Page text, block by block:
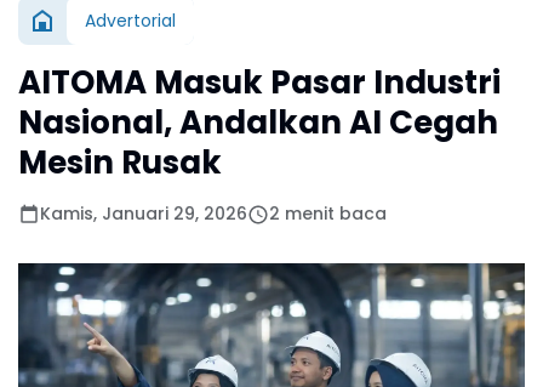
Advertorial
AITOMA Masuk Pasar Industri
Nasional, Andalkan AI Cegah
Mesin Rusak
Kamis, Januari 29, 2026 2 menit baca